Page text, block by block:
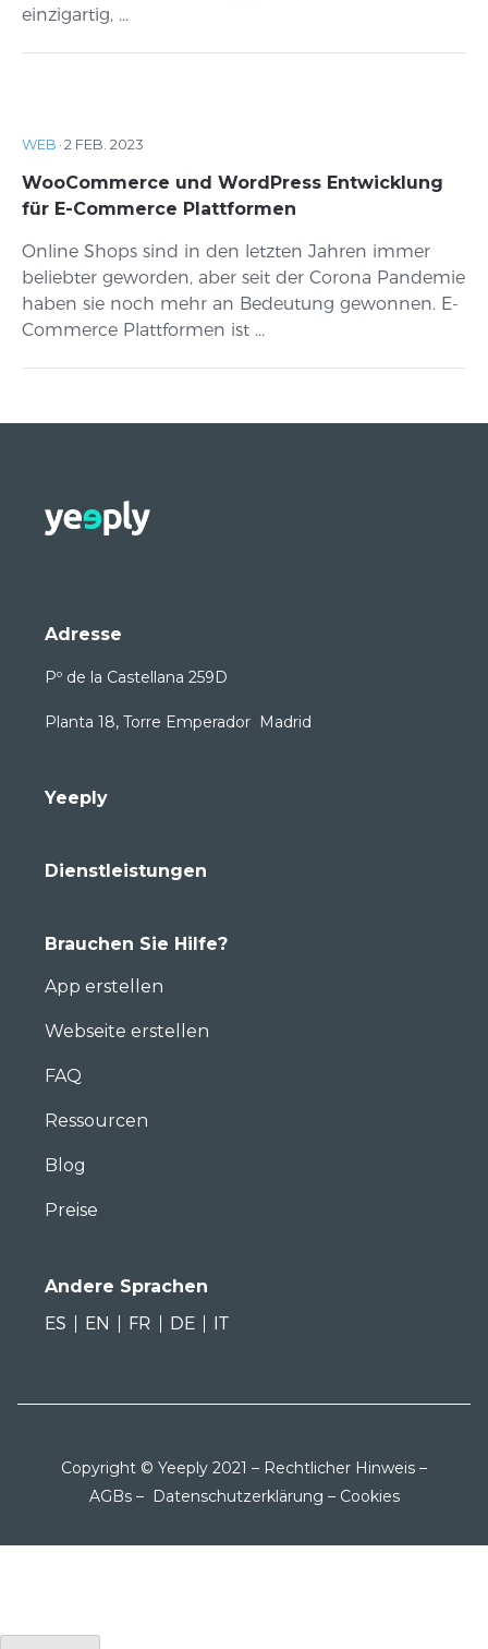
einzigartig, ...
WEB ·2 FEB. 2023
WooCommerce und WordPress Entwicklung
für E-Commerce Plattformen
Online Shops sind in den letzten Jahren immer
beliebter geworden, aber seit der Corona Pandemie
haben sie noch mehr an Bedeutung gewonnen. E-
Commerce Plattformen ist ...
Adresse
Pº de la Castellana 259D
Planta 18, Torre Emperador Madrid
Yeeply
Dienstleistungen
Brauchen Sie Hilfe?
App erstellen
Webseite erstellen
FAQ
Ressourcen
Blog
Preise
Andere Sprachen
ES
EN FR DE IT
Copyright © Yeeply 2021 – Rechtlicher Hinweis –
AGBs– Datenschutzerklärung – Cookies